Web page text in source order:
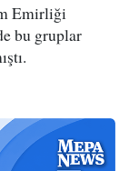
Emirliği
bu gruplar